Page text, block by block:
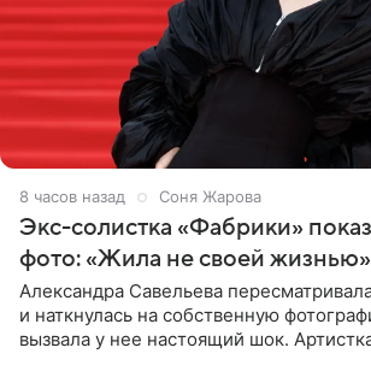
8 часов назад Соня Жарова
Экс-солистка «Фабрики»
фото: «Жила не своей жизнью»
Александра Савельева
и наткнулась на собственную
вызвала у нее настоящий шок.